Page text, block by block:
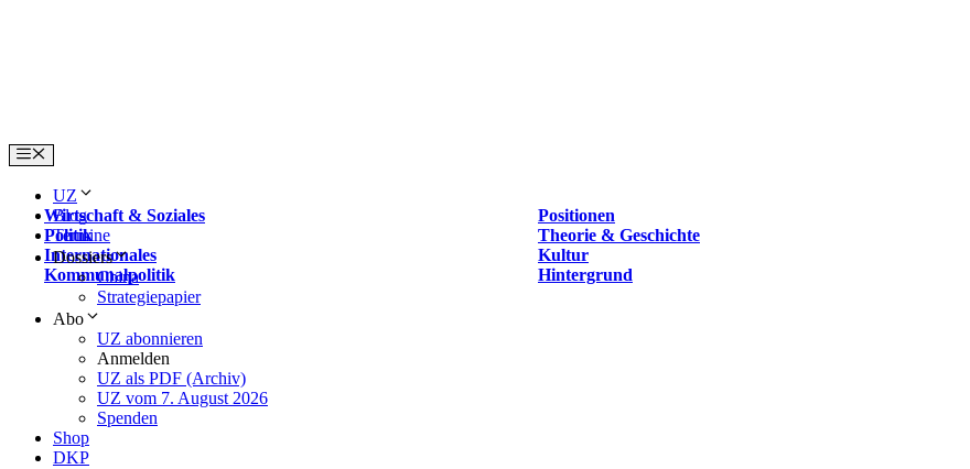
Menu
UZ
Wirtschaft & Soziales
Positionen
Politik
Theorie & Geschichte
Internationales
Kultur
Kommunalpolitik
Hintergrund
Blog
Termine
Dossiers
China
Strategiepapier
Abo
UZ abonnieren
Anmelden
UZ als PDF (Archiv)
UZ vom 7. August 2026
Spenden
Shop
DKP